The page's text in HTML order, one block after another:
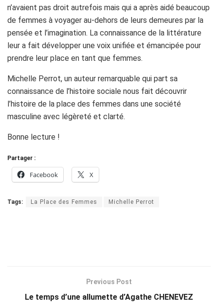
n’avaient pas droit autrefois mais qui a après aidé beaucoup
de femmes à voyager au-dehors de leurs demeures par la
pensée et l’imagination. La connaissance de la littérature
leur a fait développer une voix unifiée et émancipée pour
prendre leur place en tant que femmes.
Michelle Perrot, un auteur remarquable qui part sa
connaissance de l’histoire sociale nous fait découvrir
l’histoire de la place des femmes dans une société
masculine avec légèreté et clarté.
Bonne lecture !
Partager :
Facebook X
Tags: La Place des Femmes Michelle Perrot
Previous Post
Le temps d’une allumette d’Agathe CHENEVEZ